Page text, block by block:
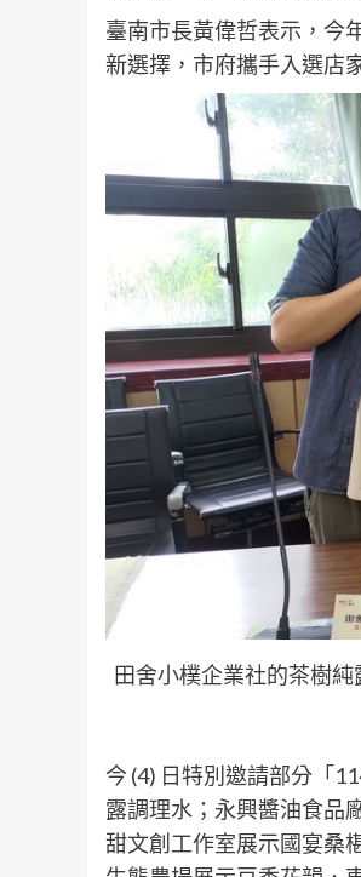
臺南市長黃偉哲表示，今
新選擇，市府攜手入選店
田舍小樸企業社的茶樹
今 (4) 日特別邀請部分「
露調理水；永興醬油食品
甜文創工作室展示國宴桑